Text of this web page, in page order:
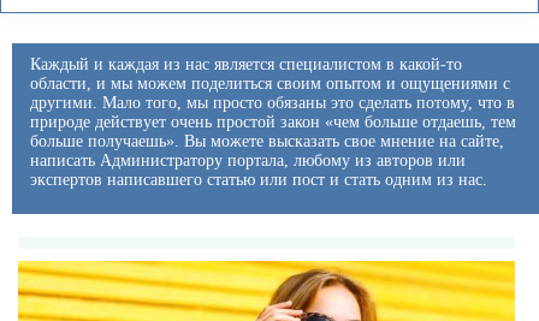
Каждый и каждая из нас является специалистом в какой-то
области, и мы можем поделиться своим опытом и ощущениями с
другими. Мало того, мы просто обязаны это сделать потому, что в
природе действует очень простой закон «чем больше отдаешь, тем
больше получаешь». Вы можете высказать свое мнение на сайте,
написать Администратору портала, любому из авторов или
экспертов написавшего статью или пост и стать одним из нас.